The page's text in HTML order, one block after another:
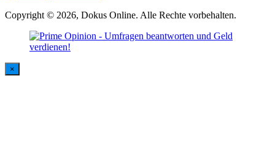
Copyright © 2026, Dokus Online. Alle Rechte vorbehalten.
×